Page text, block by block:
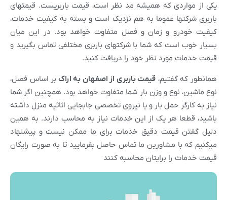
یکی از مواردی که همیشه مد نظر است، قیمت باربریست. قیمتهای
باربری شرکتها عموما به هم نزدیک است و بسته به کیفیت خدمات،
کیفیت خودرو و زمان و فصل متفاوت خواهد بود. در این میان
بسیار خوب است که شما با شرکتهای باربری مختلفی تماس بگیرید و
قیمت خدمات مورد نظر خود را دریافت کنید.
همانطور که گفتیم، قیمت باربری از اصفهان به اراک بر اساس فصل،
نوع ماشین، نوع و وزن بار شما متفاوت خواهد بود. همچنین اگر شما
نیاز به کارگر حمل بار و یا نیروی تخصصی جابجایی اثاثیه منزل داشته
باشید، قطعا هر یک از این خدمات نیاز به محاسب دارند. به همین
دلیل گفتن قیمت دقیق خدمات برای ما ممکن نیست و پیشنهاد
میکنیم که با مشاورین ما تماس حاصل بفرمایید تا به صورت رایگان
قیمت خدمات را برایتان محاسبه کنند